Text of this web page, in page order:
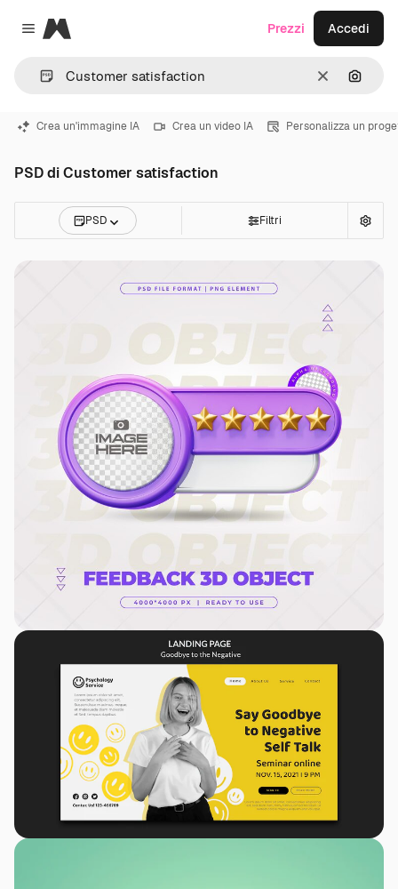
Close menu
Magnific
CancellaCerca
Prezzi Accedi
Crea un'immagine IA Crea un video IA Personalizza un
PSD di Customer satisfaction
PSD Filtri